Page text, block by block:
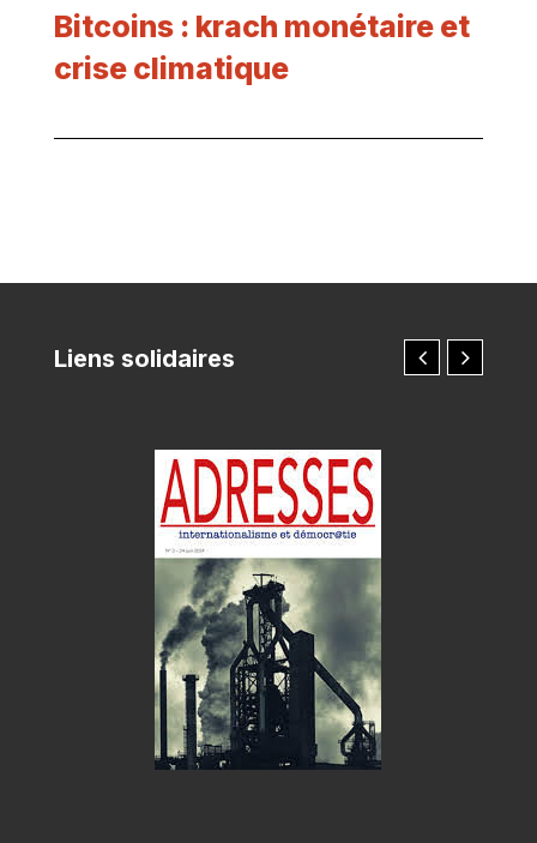
Bitcoins : krach monétaire et
crise climatique
Liens solidaires